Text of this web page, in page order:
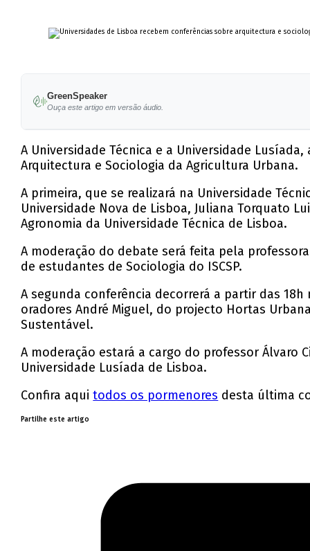
GreenSpeaker
Ouça este artigo em versão áudio.
A Universidade Técnica e a Universidade
Arquitectura e Sociologia da Agricultura Urbana.
A primeira, que se realizará na Universidade
Universidade Nova de Lisboa, Juliana Torquato
Agronomia da Universidade Técnica de Lisboa.
A moderação do debate será feita pela
de estudantes de Sociologia do ISCSP.
A segunda conferência decorrerá a partir das
oradores André Miguel, do projecto Hortas
Sustentável.
A moderação estará a cargo do professor Álvaro
Universidade Lusíada de Lisboa.
Confira aquitodos os pormenores desta última
Partilhe este artigo